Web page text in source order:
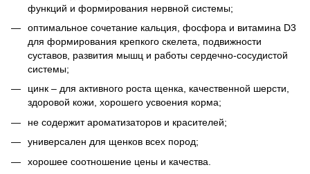
функций и формирования нервной системы;
оптимальное сочетание кальция, фосфора и витамина D3
для формирования крепкого скелета, подвижности
суставов, развития мышц и работы сердечно-сосудистой
системы;
цинк – для активного роста щенка, качественной шерсти,
здоровой кожи, хорошего усвоения корма;
не содержит ароматизаторов и красителей;
универсален для щенков всех пород;
хорошее соотношение цены и качества.